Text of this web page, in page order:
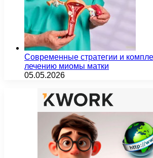
Современные стратегии и
лечению миомы матки
05.05.2026